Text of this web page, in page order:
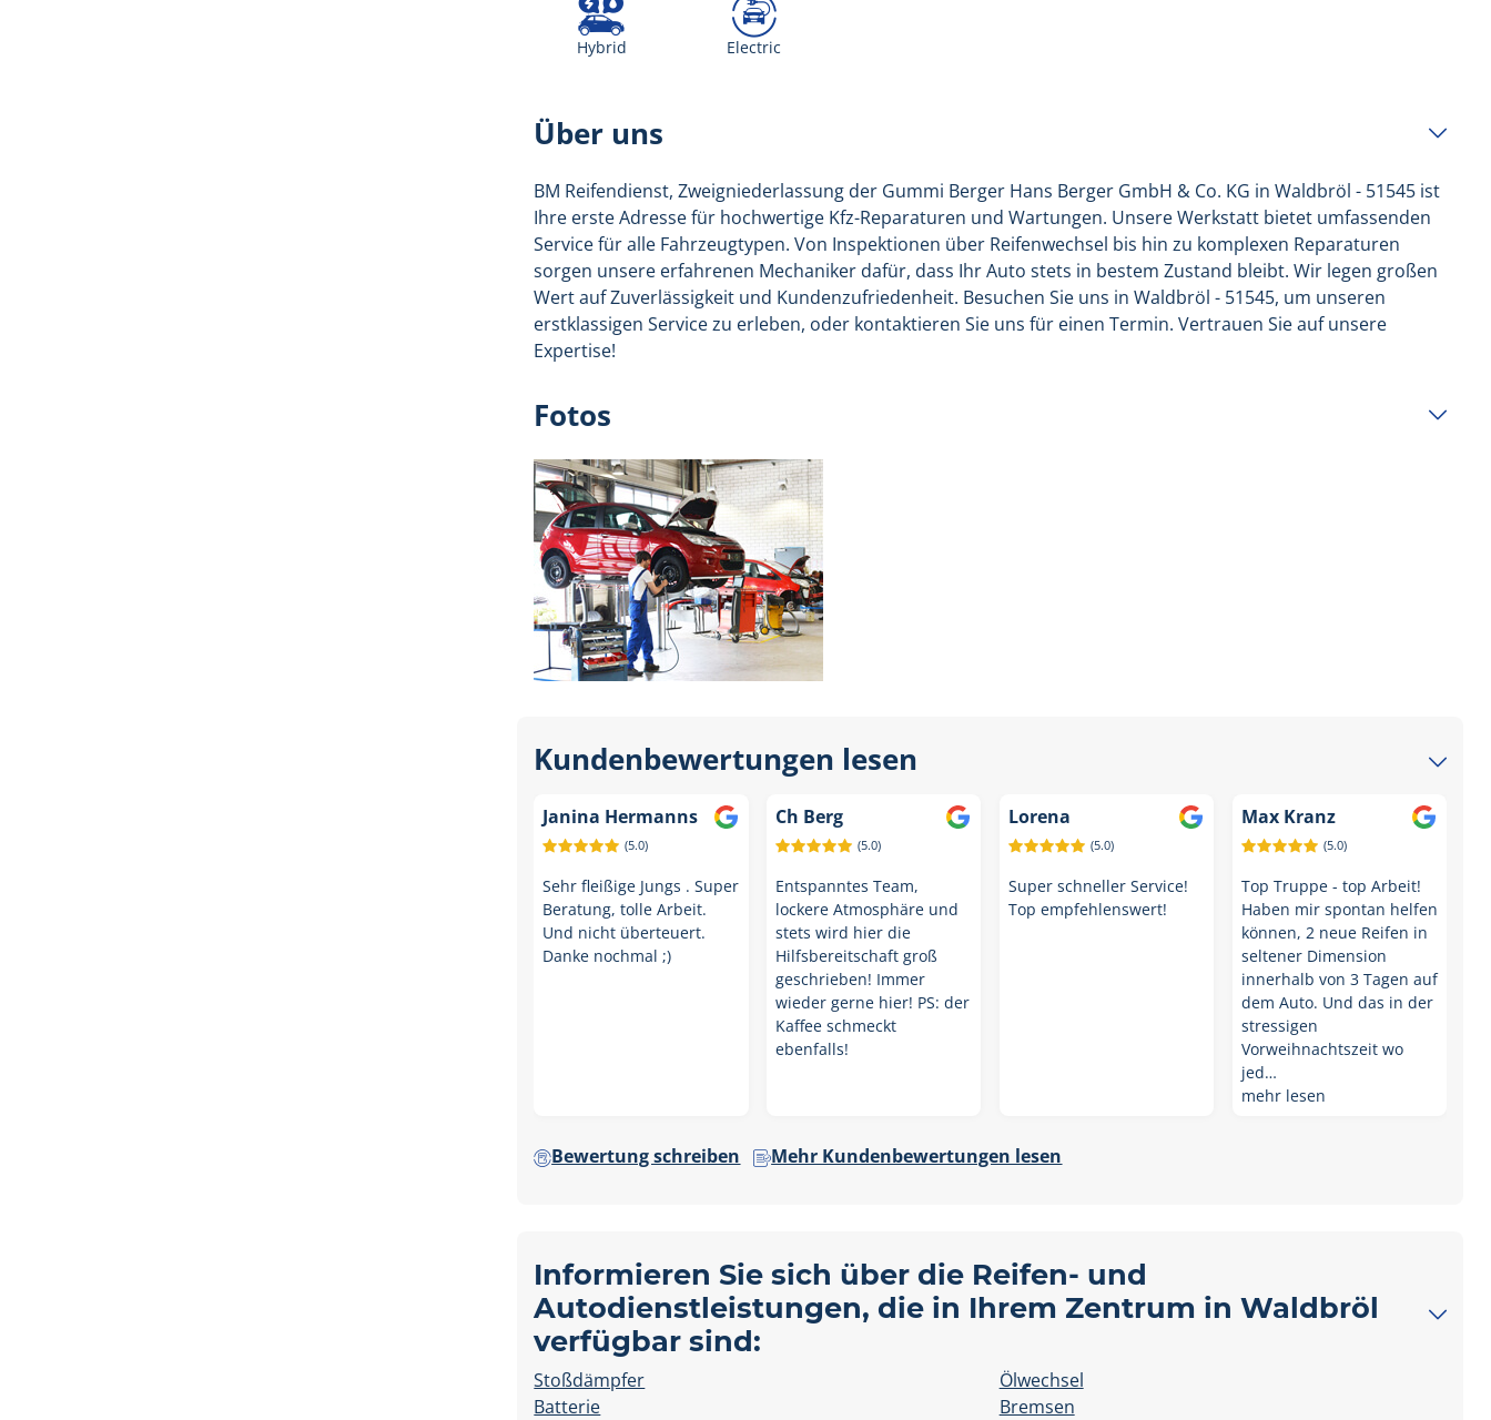
Hybrid Electric
Über uns
BM Reifendienst, Zweigniederlassung der Gummi Berger Hans Berger GmbH & Co. KG in Waldbröl - 51545 ist
Ihre erste Adresse für hochwertige Kfz-Reparaturen und Wartungen. Unsere Werkstatt bietet umfassenden
Service für alle Fahrzeugtypen. Von Inspektionen über Reifenwechsel bis hin zu komplexen Reparaturen
sorgen unsere erfahrenen Mechaniker dafür, dass Ihr Auto stets in bestem Zustand bleibt. Wir legen großen
Wert auf Zuverlässigkeit und Kundenzufriedenheit. Besuchen Sie uns in Waldbröl - 51545, um unseren
erstklassigen Service zu erleben, oder kontaktieren Sie uns für einen Termin. Vertrauen Sie auf unsere
Expertise!
Fotos
Kundenbewertungen lesen
Janina Hermanns
(5.0)
Sehr fleißige Jungs . Super
Beratung, tolle Arbeit.
Und nicht überteuert.
Danke nochmal ;)
Ch Berg
(5.0)
Entspanntes Team,
lockere Atmosphäre und
stets wird hier die
Hilfsbereitschaft groß
geschrieben! Immer
wieder gerne hier! PS: der
Kaffee schmeckt
ebenfalls!
Lorena
(5.0)
Super schneller Service!
Top empfehlenswert!
Max Kranz
(5.0)
Top Truppe - top Arbeit!
Haben mir spontan helfen
können, 2 neue Reifen in
seltener Dimension
innerhalb von 3 Tagen auf
dem Auto. Und das in der
stressigen
Vorweihnachtszeit wo
jed…
mehr lesen
Bewertung schreiben Mehr Kundenbewertungen lesen
Informieren Sie sich über die Reifen- und
Autodienstleistungen, die in Ihrem Zentrum in Waldbröl
verfügbar sind:
Stoßdämpfer
Batterie
Ölwechsel
Bremsen